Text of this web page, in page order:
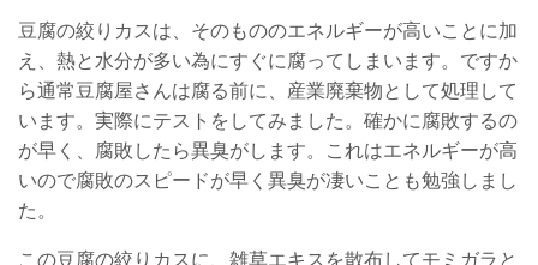
豆腐の絞りカスは、そのもののエネルギーが高いことに加
え、熱と水分が多い為にすぐに腐ってしまいます。ですか
ら通常豆腐屋さんは腐る前に、産業廃棄物として処理して
います。実際にテストをしてみました。確かに腐敗するの
が早く、腐敗したら異臭がします。これはエネルギーが高
いので腐敗のスピードが早く異臭が凄いことも勉強しまし
た。
この豆腐の絞りカスに、雑草エキスを散布してモミガラと